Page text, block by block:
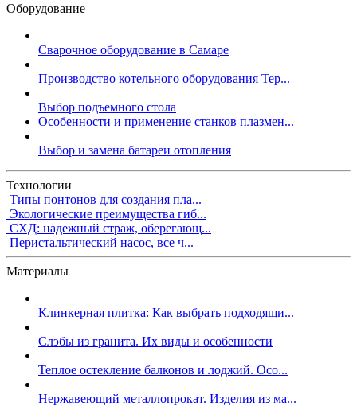
Оборудование
Сварочное оборудование в Самаре
Производство котельного оборудования Тер...
Выбор подъемного стола
Особенности и применение станков плазмен...
Выбор и замена батареи отопления
Технологии
Типы понтонов для создания пла...
Экологические преимущества гиб...
СХД: надежный страж, оберегающ...
Перистальтический насос, все ч...
Материалы
Клинкерная плитка: Как выбрать подходящи...
Слэбы из гранита. Их виды и особенности
Теплое остекление балконов и лоджий. Осо...
Нержавеющий металлопрокат. Изделия из ма...